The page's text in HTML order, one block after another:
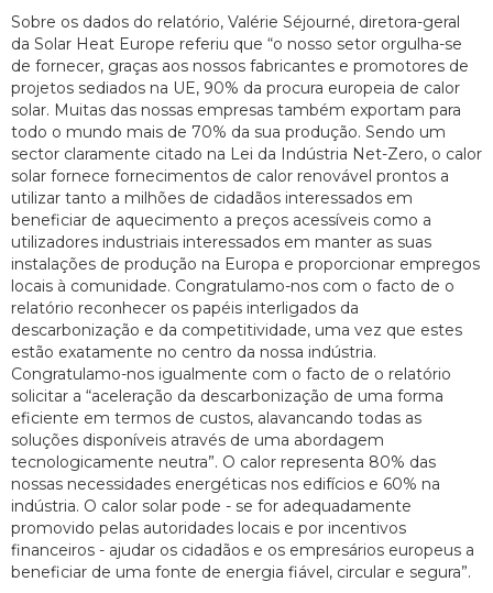
Sobre os dados do relatório, Valérie Séjourné, diretora-geral
da Solar Heat Europe referiu que “o nosso setor orgulha-se
de fornecer, graças aos nossos fabricantes e promotores de
projetos sediados na UE, 90% da procura europeia de calor
solar. Muitas das nossas empresas também exportam para
todo o mundo mais de 70% da sua produção. Sendo um
sector claramente citado na Lei da Indústria Net-Zero, o calor
solar fornece fornecimentos de calor renovável prontos a
utilizar tanto a milhões de cidadãos interessados em
beneficiar de aquecimento a preços acessíveis como a
utilizadores industriais interessados em manter as suas
instalações de produção na Europa e proporcionar empregos
locais à comunidade. Congratulamo-nos com o facto de o
relatório reconhecer os papéis interligados da
descarbonização e da competitividade, uma vez que estes
estão exatamente no centro da nossa indústria.
Congratulamo-nos igualmente com o facto de o relatório
solicitar a “aceleração da descarbonização de uma forma
eficiente em termos de custos, alavancando todas as
soluções disponíveis através de uma abordagem
tecnologicamente neutra”. O calor representa 80% das
nossas necessidades energéticas nos edifícios e 60% na
indústria. O calor solar pode - se for adequadamente
promovido pelas autoridades locais e por incentivos
financeiros - ajudar os cidadãos e os empresários europeus a
beneficiar de uma fonte de energia fiável, circular e segura”.